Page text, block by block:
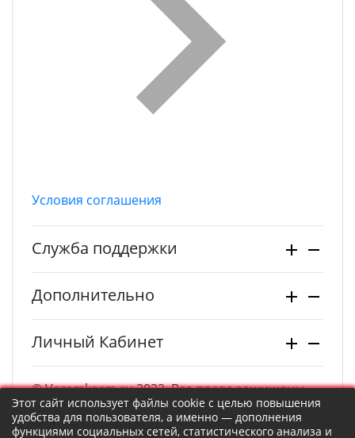
Условия соглашения
Служба поддержки
Дополнительно
Личный Кабинет
© Vezemkorm.ru 2022. Все права защищены.
Этот сайт использует файлы cookie с целью повышения
удобства для пользователя, а именно — дополнения
функциями социальных сетей, статистического анализа и